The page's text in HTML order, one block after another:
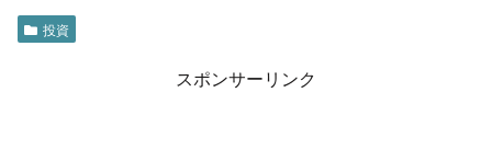
投資
スポンサーリンク